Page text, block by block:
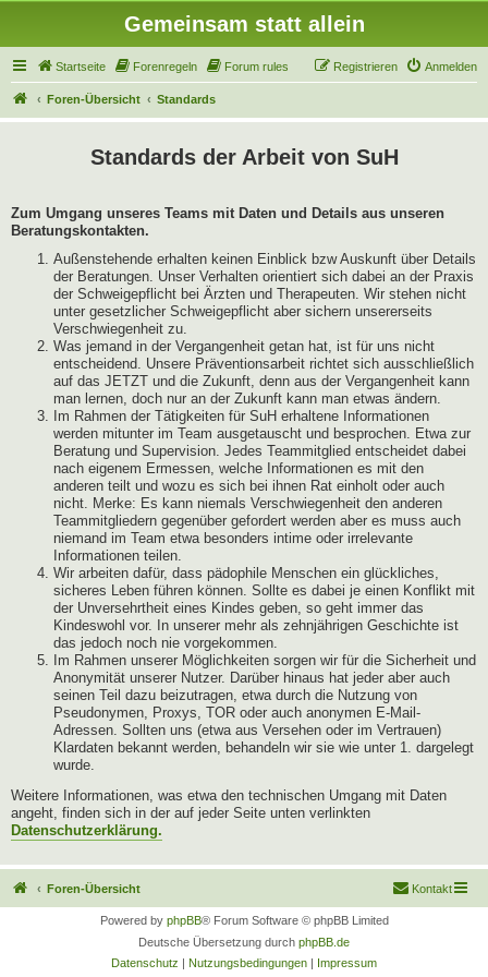
Gemeinsam statt allein
Startseite Forenregeln Forum rules Anmelden
Registrieren
Foren-Übersicht Standards
Standards der Arbeit von SuH
Zum Umgang unseres Teams mit Daten und Details aus unseren
Beratungskontakten.
Außenstehende erhalten keinen Einblick bzw Auskunft über Details
der Beratungen. Unser Verhalten orientiert sich dabei an der Praxis
der Schweigepflicht bei Ärzten und Therapeuten. Wir stehen nicht
unter gesetzlicher Schweigepflicht aber sichern unsererseits
Verschwiegenheit zu.
Was jemand in der Vergangenheit getan hat, ist für uns nicht
entscheidend. Unsere Präventionsarbeit richtet sich ausschließlich
auf das JETZT und die Zukunft, denn aus der Vergangenheit kann
man lernen, doch nur an der Zukunft kann man etwas ändern.
Im Rahmen der Tätigkeiten für SuH erhaltene Informationen
werden mitunter im Team ausgetauscht und besprochen. Etwa zur
Beratung und Supervision. Jedes Teammitglied entscheidet dabei
nach eigenem Ermessen, welche Informationen es mit den
anderen teilt und wozu es sich bei ihnen Rat einholt oder auch
nicht. Merke: Es kann niemals Verschwiegenheit den anderen
Teammitgliedern gegenüber gefordert werden aber es muss auch
niemand im Team etwa besonders intime oder irrelevante
Informationen teilen.
Wir arbeiten dafür, dass pädophile Menschen ein glückliches,
sicheres Leben führen können. Sollte es dabei je einen Konflikt mit
der Unversehrtheit eines Kindes geben, so geht immer das
Kindeswohl vor. In unserer mehr als zehnjährigen Geschichte ist
das jedoch noch nie vorgekommen.
Im Rahmen unserer Möglichkeiten sorgen wir für die Sicherheit und
Anonymität unserer Nutzer. Darüber hinaus hat jeder aber auch
seinen Teil dazu beizutragen, etwa durch die Nutzung von
Pseudonymen, Proxys, TOR oder auch anonymen E-Mail-
Adressen. Sollten uns (etwa aus Versehen oder im Vertrauen)
Klardaten bekannt werden, behandeln wir sie wie unter 1. dargelegt
wurde.
Weitere Informationen, was etwa den technischen Umgang mit Daten
angeht, finden sich in der auf jeder Seite unten verlinkten
Datenschutzerklärung.
Foren-Übersicht Kontakt
Powered by phpBB® Forum Software © phpBB Limited
Deutsche Übersetzung durch phpBB.de
Datenschutz | Nutzungsbedingungen | Impressum